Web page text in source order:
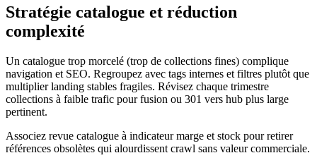
Stratégie catalogue et réduction
complexité
Un catalogue trop morcelé (trop de collections fines) complique
navigation et SEO. Regroupez avec tags internes et filtres plutôt que
multiplier landing stables fragiles. Révisez chaque trimestre
collections à faible trafic pour fusion ou 301 vers hub plus large
pertinent.
Associez revue catalogue à indicateur marge et stock pour retirer
références obsolètes qui alourdissent crawl sans valeur commerciale.